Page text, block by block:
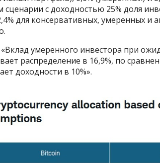
с доходностью 25% доля
для консервативных, умеренных и
умеренного инвестора при
распределение в 16,9%, по
доходности в 10%».